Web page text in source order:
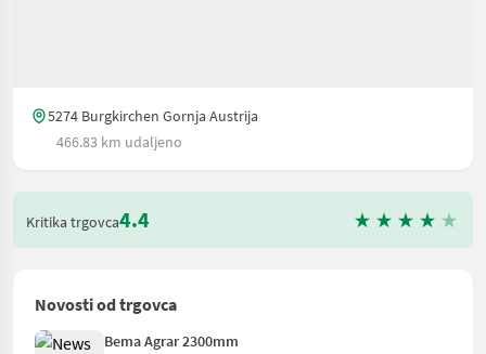
5274 Burgkirchen Gornja Austrija
466.83 km udaljeno
Kritika trgovca4.4
Novosti od trgovca
Bema Agrar 2300mm